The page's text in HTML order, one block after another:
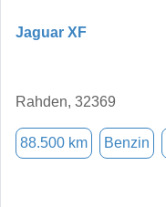
Jaguar XF
Rahden, 32369
88.500 km Benzin